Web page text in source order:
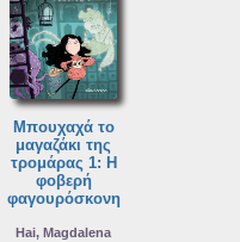
Μπουχαχά το
μαγαζάκι της
τρομάρας 1: Η
φοβερή
φαγουρόσκονη
Hai, Magdalena